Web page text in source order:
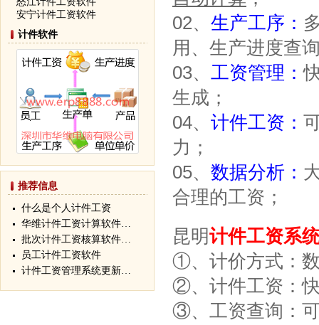
02、 生产工序：
用、生产进度查
03、 工资管理：
生成；
04、 计件工资：
力；
05、 数据分析：
合理的工资；
昆明计件工资系
①、计价方式：
②、计件工资：
③、工资查询：
安宁计件工资软件
计件软件
推荐信息
什么是个人计件工资
华维计件工资计算软件…
批次计件工资核算软件…
员工计件工资软件
计件工资管理系统更新…